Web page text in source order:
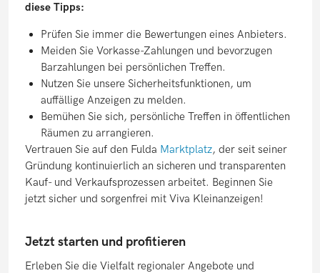
diese Tipps:
Prüfen Sie immer die Bewertungen eines Anbieters.
Meiden Sie Vorkasse-Zahlungen und bevorzugen
Barzahlungen bei persönlichen Treffen.
Nutzen Sie unsere Sicherheitsfunktionen, um
auffällige Anzeigen zu melden.
Bemühen Sie sich, persönliche Treffen in öffentlichen
Räumen zu arrangieren.
Vertrauen Sie auf den Fulda Marktplatz, der seit seiner
Gründung kontinuierlich an sicheren und transparenten
Kauf- und Verkaufsprozessen arbeitet. Beginnen Sie
jetzt sicher und sorgenfrei mit Viva Kleinanzeigen!
Jetzt starten und profitieren
Erleben Sie die Vielfalt regionaler Angebote und